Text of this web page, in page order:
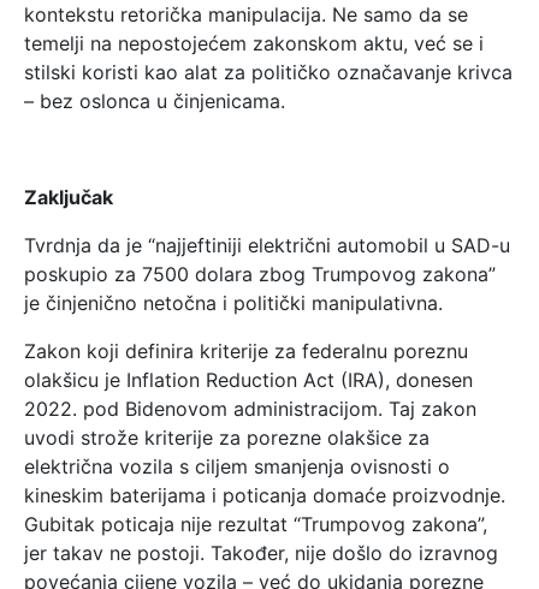
kontekstu retorička manipulacija. Ne samo da se
temelji na nepostojećem zakonskom aktu, već se i
stilski koristi kao alat za političko označavanje krivca
– bez oslonca u činjenicama.
Zaključak
Tvrdnja da je “najjeftiniji električni automobil u SAD-u
poskupio za 7500 dolara zbog Trumpovog zakona”
je činjenično netočna i politički manipulativna.
Zakon koji definira kriterije za federalnu poreznu
olakšicu je Inflation Reduction Act (IRA), donesen
2022. pod Bidenovom administracijom. Taj zakon
uvodi strože kriterije za porezne olakšice za
električna vozila s ciljem smanjenja ovisnosti o
kineskim baterijama i poticanja domaće proizvodnje.
Gubitak poticaja nije rezultat “Trumpovog zakona”,
jer takav ne postoji. Također, nije došlo do izravnog
povećanja cijene vozila – već do ukidanja porezne